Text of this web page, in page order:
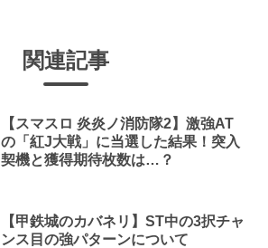
関連記事
【スマスロ 炎炎ノ消防隊2】激強AT
の「紅J大戦」に当選した結果！突入
契機と獲得期待枚数は…？
【甲鉄城のカバネリ】ST中の3択チャ
ンス目の強パターンについて